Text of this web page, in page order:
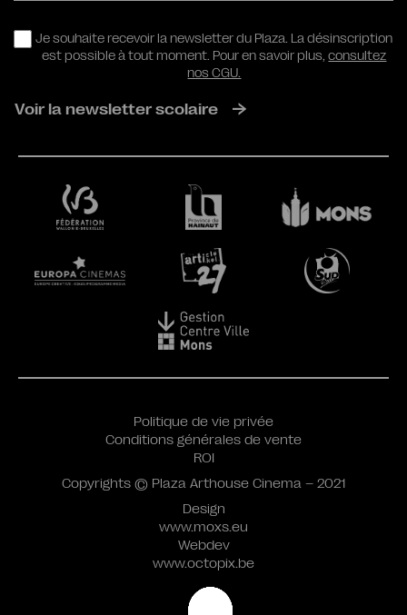
RGPD
Je souhaite recevoir la newsletter du Plaza. La désinscription
est possible à tout moment. Pour en savoir plus,consultez
nos CGU.
Voir la newsletter scolaire
Design
www.moxs.eu
Webdev
www.octopix.be
Politique de vie privée
Conditions générales de vente
ROI
Copyrights © Plaza Arthouse Cinema – 2021